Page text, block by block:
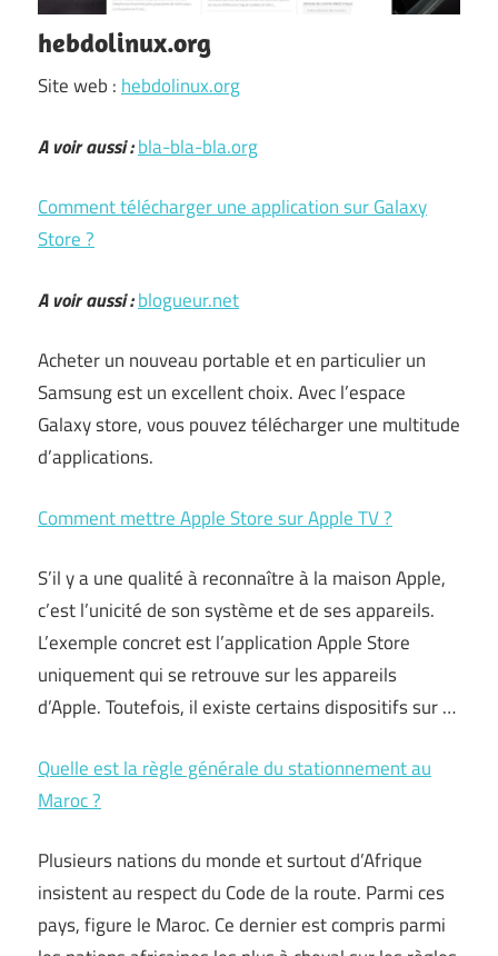
hebdolinux.org
Site web : hebdolinux.org
A voir aussi :bla-bla-bla.org
Comment télécharger une application sur Galaxy
Store ?
A voir aussi :blogueur.net
Acheter un nouveau portable et en particulier un
Samsung est un excellent choix. Avec l’espace
Galaxy store, vous pouvez télécharger une multitude
d’applications.
Comment mettre Apple Store sur Apple TV ?
S’il y a une qualité à reconnaître à la maison Apple,
c’est l’unicité de son système et de ses appareils.
L’exemple concret est l’application Apple Store
uniquement qui se retrouve sur les appareils
d’Apple. Toutefois, il existe certains dispositifs sur …
Quelle est la règle générale du stationnement au
Maroc ?
Plusieurs nations du monde et surtout d’Afrique
insistent au respect du Code de la route. Parmi ces
pays, figure le Maroc. Ce dernier est compris parmi